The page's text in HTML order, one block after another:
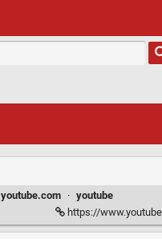
youtube.com · youtube
https://